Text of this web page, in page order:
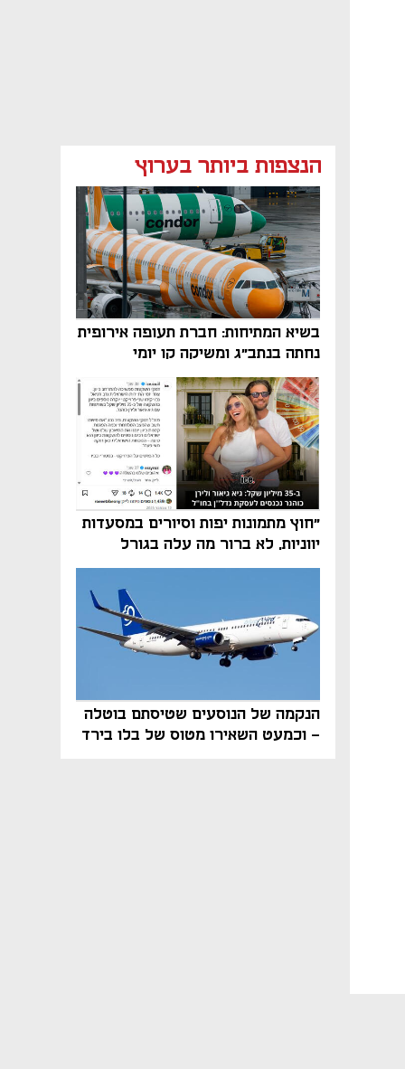
הנצפות ביותר בערוץ
בשיא המתיחות: חברת תעופה אירופית
נחתה בנתב"ג ומשיקה קו יומי
"חוץ מתמונות יפות וסיורים במסעדות
יווניות, לא ברור מה עלה בגורל
פרויקט הנדל"ן"
הנקמה של הנוסעים שטיסתם בוטלה
- וכמעט השאירו מטוס של בלו בירד